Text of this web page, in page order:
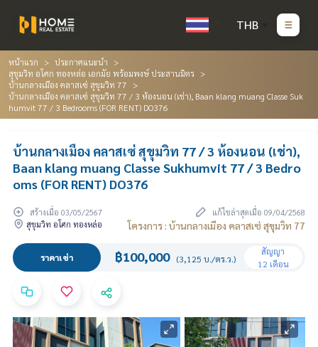
THB
หน้าแรก
ประกาศแนะนำ
สุขุมวิท อโศก ทองหล่อ เอกมัย พร้อมพงษ์ ประสานมิตร
บ้านกลางเมือง คลาสเซ่ สุขุมวิท 77
บ้านกลางเมือง คลาสเซ่ สุขุมวิท 77 / 3 ห้องนอน (เช่า), Baan klang muang Classe Suk
humvit 77 / 3 Bedrooms (FOR RENT) DO376
บ้านกลางเมือง คลาสเซ่ สุขุมวิท 77 / 3 ห้องนอน (เช่า),
Baan klang muang Classe Sukhumvit 77 / 3 Bedro
oms (FOR RENT) DO376
สร้างเมื่อ 03/05/2567
แก้ไขล่าสุดเมื่อ 09/04/2568
สุขุมวิท อโศก ทองหล่อ
โครงการ : บ้านกลางเมือง คลาสเซ่ สุขุมวิท 77
ราคาเช่า ฿100,000 (3,125 บ./ตร.ว.)
สัญญา
12 เดือน